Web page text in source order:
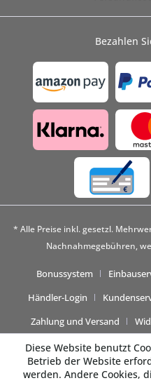
Bezahlen
* Alle Preise inkl. gesetzl.
Nachnahmegebühren,
Bonussystem
Händler-Login
Zahlung und Versand
Diese Website benutzt
Betrieb der Website
werden. Andere Cookies,